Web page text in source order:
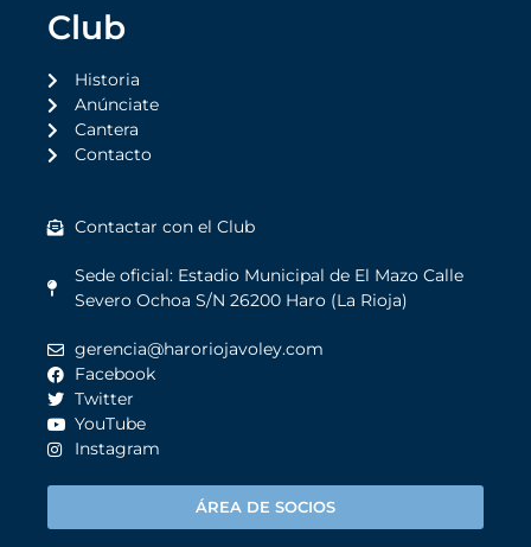
Club
Historia
Anúnciate
Cantera
Contacto
Contactar con el Club
Sede oficial: Estadio Municipal de El Mazo Calle
Severo Ochoa S/N 26200 Haro (La Rioja)
gerencia@haroriojavoley.com
Facebook
Twitter
YouTube
Instagram
ÁREA DE SOCIOS